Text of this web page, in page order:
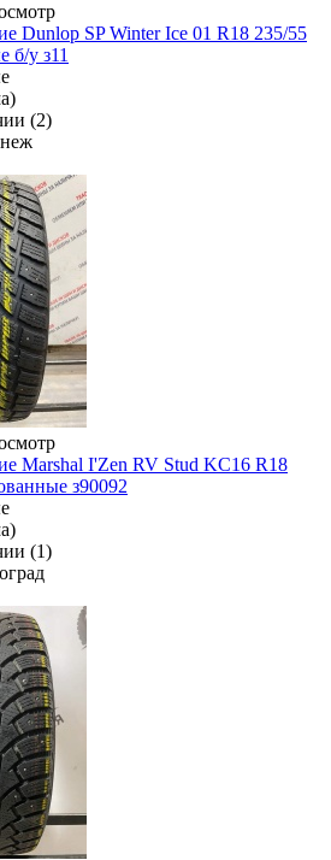
Dunlop SP Winter Ice 01 R18 235/55
у з11
(2)
Marshal I'Zen RV Stud KC16 R18
з90092
(1)